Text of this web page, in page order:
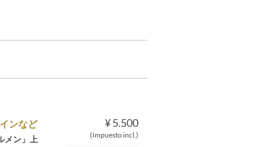
¥ 5.500
(Impuesto incl.)
ンなど
メン」上